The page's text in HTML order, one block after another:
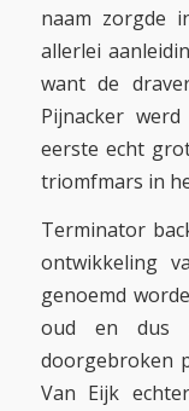
naam zorgde
allerlei
want de
Pijnacker
eerste echt
triomfmars in
Terminator
ontwikkeling
genoemd
oud en dus
doorgebroken
Van Eijk